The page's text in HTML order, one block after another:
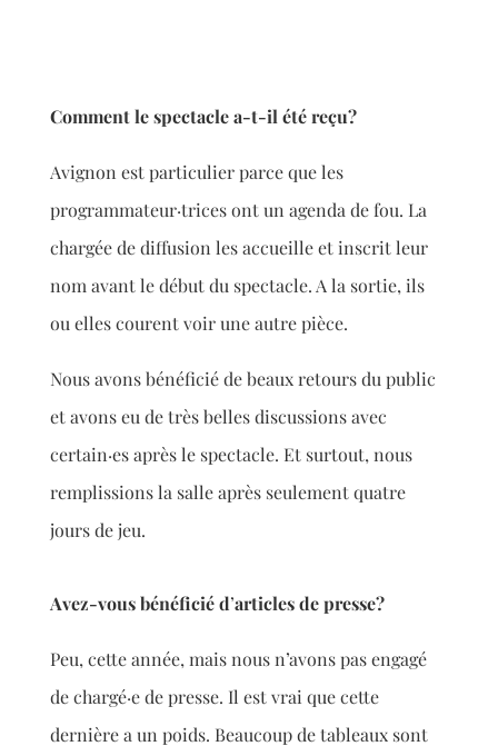
Comment le spectacle a-t-il étéreçu?
Avignon est particulier parce que les
programmateur·trices ont un agenda de fou. La
chargée de diffusion les accueille et inscrit leur
nom avant le début du spectacle. A la sortie, ils
ou elles courent voir une autre pièce.
Nous avons bénéficié de beaux retours du public
et avons eu de très belles discussions avec
certain·es après le spectacle. Et surtout, nous
remplissions la salle après seulement quatre
jours de jeu.
Avez-vous bénéficié d’articles de presse?
Peu, cette année, mais nous n’avons pas engagé
de chargé·e de presse. Il est vrai que cette
dernière a un poids. Beaucoup de tableaux sont